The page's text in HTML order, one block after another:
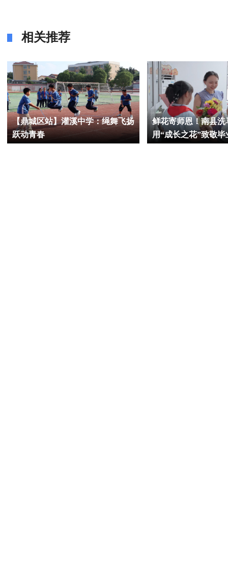
相关推荐
【鼎城区站】灌溪中学：绳舞飞扬
跃动青春
鲜花寄师恩！南县洗
用“成长之花”致敬毕